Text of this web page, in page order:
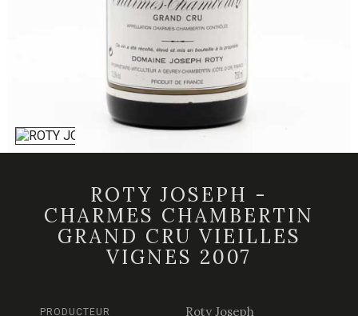
ROTY JOSEPH -
CHARMES CHAMBERTIN
GRAND CRU VIEILLES
VIGNES 2007
PRODUCTEUR Roty Joseph